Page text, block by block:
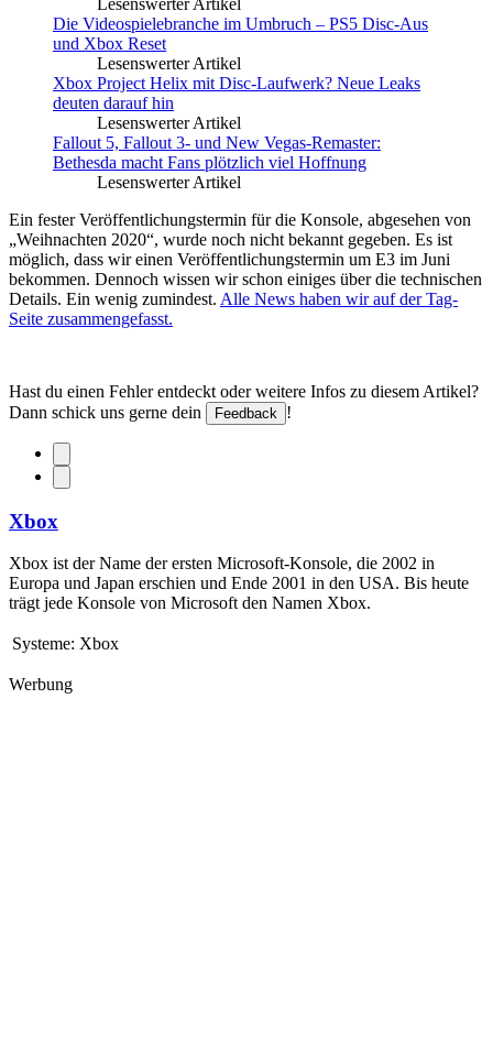
Die Videospielebranche im Umbruch – PS5 Disc-Aus
und Xbox Reset
Lesenswerter Artikel
Xbox Project Helix mit Disc-Laufwerk? Neue Leaks
deuten darauf hin
Lesenswerter Artikel
Fallout 5, Fallout 3- und New Vegas-Remaster:
Bethesda macht Fans plötzlich viel Hoffnung
Lesenswerter Artikel
Ein fester Veröffentlichungstermin für die Konsole, abgesehen von
„Weihnachten 2020“, wurde noch nicht bekannt gegeben. Es ist
möglich, dass wir einen Veröffentlichungstermin um E3 im Juni
bekommen. Dennoch wissen wir schon einiges über die technischen
Details. Ein wenig zumindest. Alle News haben wir auf der Tag-
Seite zusammengefasst.
Hast du einen Fehler entdeckt oder weitere Infos zu diesem Artikel?
Dann schick uns gerne dein
Feedback !
Xbox
Xbox ist der Name der ersten Microsoft-Konsole, die 2002 in
Europa und Japan erschien und Ende 2001 in den USA. Bis heute
trägt jede Konsole von Microsoft den Namen Xbox.
Systeme: Xbox
Werbung